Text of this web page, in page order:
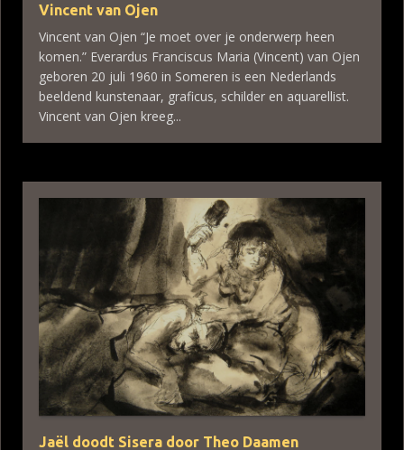
Vincent van Ojen
Vincent van Ojen “Je moet over je onderwerp heen
komen.” Everardus Franciscus Maria (Vincent) van Ojen
geboren 20 juli 1960 in Someren is een Nederlands
beeldend kunstenaar, graficus, schilder en aquarellist.
Vincent van Ojen kreeg...
Jaël doodt Sisera door Theo Daamen